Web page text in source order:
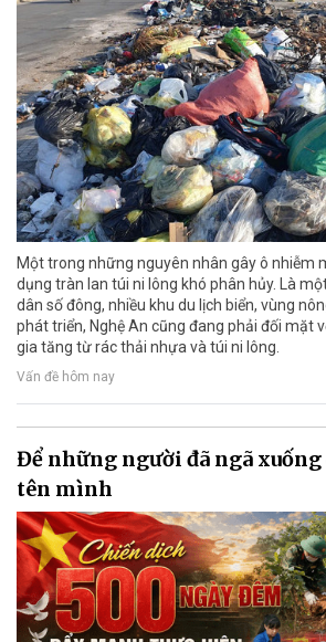
Một trong những nguyên nhân gây ô nhiễm
dụng tràn lan túi ni lông khó phân hủy. Là
dân số đông, nhiều khu du lịch biển, vùng
phát triển, Nghệ An cũng đang phải đối mặt
gia tăng từ rác thải nhựa và túi ni lông.
Vấn đề hôm nay
Để những người đã ngã xuống
tên mình